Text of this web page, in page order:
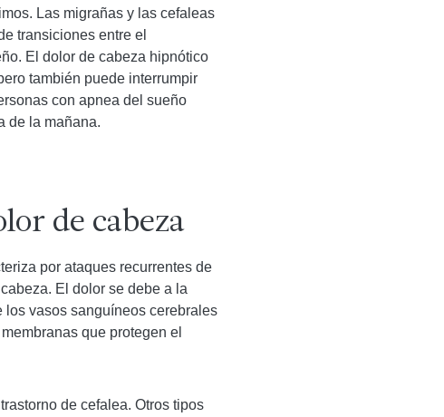
Las migrañas y las cefaleas
transiciones entre el
El dolor de cabeza hipnótico
también puede interrumpir
con apnea del sueño
de la mañana.
de cabeza
por ataques recurrentes de
El dolor se debe a la
vasos sanguíneos cerebrales
que protegen el
de cefalea. Otros tipos